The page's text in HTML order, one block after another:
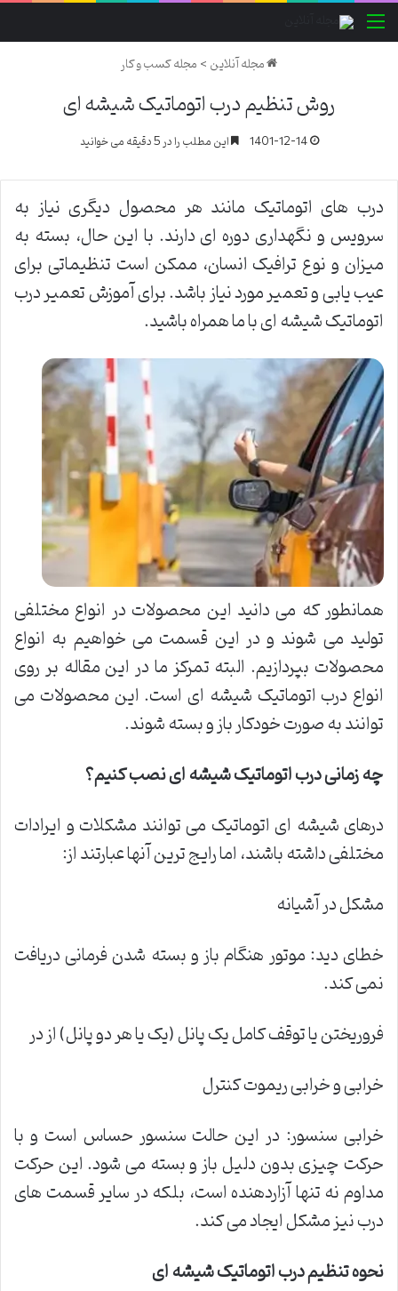
منو
مجله آنلاین>مجله کسب و کار
روش تنظیم درب اتوماتیک شیشه ای
1401-12-14 این مطلب را در 5 دقیقه می خوانید
درب های اتوماتیک مانند هر محصول دیگری نیاز به
سرویس و نگهداری دوره ای دارند. با این حال، بسته به
میزان و نوع ترافیک انسان، ممکن است تنظیماتی برای
عیب یابی و تعمیر مورد نیاز باشد. برای آموزش تعمیر درب
اتوماتیک شیشه ای با ما همراه باشید.
همانطور که می دانید این محصولات در انواع مختلفی
تولید می شوند و در این قسمت می خواهیم به انواع
محصولات بپردازیم. البته تمرکز ما در این مقاله بر روی
انواع درب اتوماتیک شیشه ای است. این محصولات می
توانند به صورت خودکار باز و بسته شوند.
چه زمانی درب اتوماتیک شیشه ای نصب کنیم؟
درهای شیشه ای اتوماتیک می توانند مشکلات و ایرادات
مختلفی داشته باشند، اما رایج ترین آنها عبارتند از:
مشکل در آشیانه
خطای دید: موتور هنگام باز و بسته شدن فرمانی دریافت
نمی کند.
فروریختن یا توقف کامل یک پانل (یک یا هر دو پانل) از در
خرابی و خرابی ریموت کنترل
خرابی سنسور: در این حالت سنسور حساس است و با
حرکت چیزی بدون دلیل باز و بسته می شود. این حرکت
مداوم نه تنها آزاردهنده است، بلکه در سایر قسمت های
درب نیز مشکل ایجاد می کند.
نحوه تنظیم درب اتوماتیک شیشه ای